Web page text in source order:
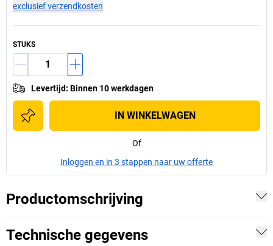
exclusief verzendkosten
STUKS
Levertijd: Binnen 10 werkdagen
IN WINKELWAGEN
Of
Inloggen en in 3 stappen naar uw offerte
Productomschrijving
Technische gegevens